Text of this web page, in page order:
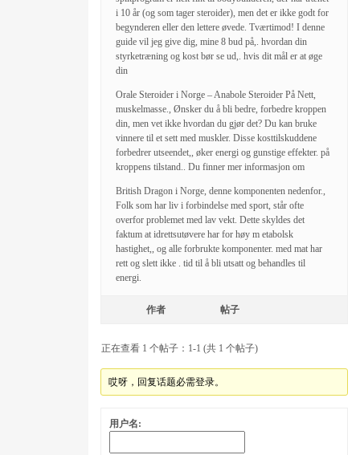
i 10 år (og som tager steroider), men det er ikke godt for
begynderen eller den lettere øvede. Tværtimod! I denne
guide vil jeg give dig, mine 8 bud på,. hvordan din
styrketræning og kost bør se ud,. hvis dit mål er at øge
din
Orale Steroider i Norge – Anabole Steroider På Nett,
muskelmasse., Ønsker du å bli bedre, forbedre kroppen
din, men vet ikke hvordan du gjør det? Du kan bruke
vinnere til et sett med muskler. Disse kosttilskuddene
forbedrer utseendet,, øker energi og gunstige effekter. på
kroppens tilstand.. Du finner mer informasjon om
British Dragon i Norge, denne komponenten nedenfor.,
Folk som har liv i forbindelse med sport, står ofte
overfor problemet med lav vekt. Dette skyldes det
faktum at idrettsutøvere har for høy m etabolsk
hastighet,, og alle forbrukte komponenter. med mat har
rett og slett ikke . tid til å bli utsatt og behandles til
energi.
作者 帖子
正在查看 1 个帖子：1-1 (共 1 个帖子)
哎呀，回复话题必需登录。
用户名: